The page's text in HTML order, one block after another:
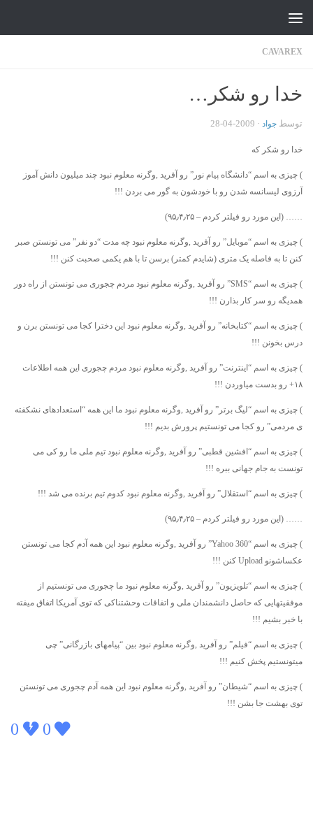
CAVAREX
خدا رو شکر…
توسط جواد ·
2009-04-28
خدا رو شکر که
) چیزی به اسم “دانشگاه پیام نور” رو آفرید ,وگرنه معلوم نبود چند میلیون دانش آموز
آرزوی لیسانسه شدن رو با خودشون به گور می بردن !!!
…… (این مورد رو فیلتر کردم – ۹۵٫۴٫۲۵)
) چیزی به اسم “موبایل” رو آفرید ,وگرنه معلوم نبود چه مدت “دو نفر” می تونستن صبر
کنن تا به فاصله یک متری (شایدم کمتر) برسن تا با هم یکمی صحبت کنن !!!
) چیزی به اسم “SMS” رو آفرید ,وگرنه معلوم نبود مردم چجوری می تونستن از راه دور
همدیگه رو سر کار بذارن !!!
) چیزی به اسم “کتابخانه” رو آفرید ,وگرنه معلوم نبود این دخترا کجا می تونستن برن و
درس بخونن !!!
) چیزی به اسم “اینترنت” رو آفرید ,وگرنه معلوم نبود مردم چجوری این همه اطلاعات
۱۸+ رو بدست میاوردن !!!
) چیزی به اسم “لیگ برتر” رو آفرید ,وگرنه معلوم نبود ما این همه “استعدادهای نشکفته
ی مردمی” رو کجا می تونستیم پرورش بدیم !!!
) چیزی به اسم “افشین قطبی” رو آفرید ,وگرنه معلوم نبود تیم ملی ما رو کی می
تونست به جام جهانی ببره !!!
) چیزی به اسم “استقلال” رو آفرید ,وگرنه معلوم نبود کدوم تیم برنده می شد !!!
…… (این مورد رو فیلتر کردم – ۹۵٫۴٫۲۵)
) چیزی به اسم “Yahoo 360” رو آفرید ,وگرنه معلوم نبود این همه آدم کجا می تونستن
عکساشونو Upload کنن !!!
) چیزی به اسم “تلویزیون” رو آفرید ,وگرنه معلوم نبود ما چجوری می تونستیم از
موفقیتهایی که حاصل دانشمندان ملی و اتفاقات وحشتناکی که توی آمریکا اتفاق میفته
با خبر بشیم !!!
) چیزی به اسم “فیلم” رو آفرید ,وگرنه معلوم نبود بین “پیامهای بازرگانی” چی
میتونستیم پخش کنیم !!!
) چیزی به اسم “شیطان” رو آفرید ,وگرنه معلوم نبود این همه آدم چجوری می تونستن
توی بهشت جا بشن !!!
0
0